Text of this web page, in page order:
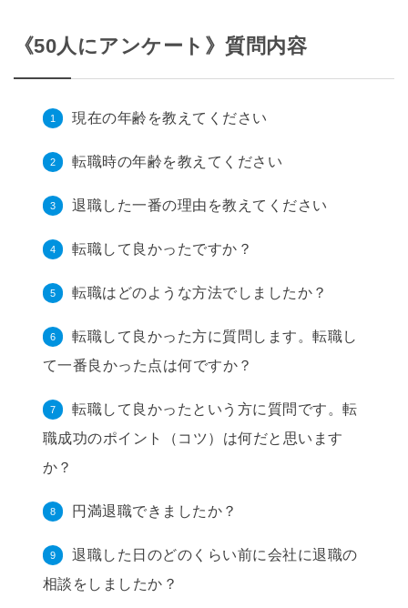
《50人にアンケート》質問内容
現在の年齢を教えてください
転職時の年齢を教えてください
退職した一番の理由を教えてください
転職して良かったですか？
転職はどのような方法でしましたか？
転職して良かった方に質問します。転職し
て一番良かった点は何ですか？
転職して良かったという方に質問です。転
職成功のポイント（コツ）は何だと思います
か？
円満退職できましたか？
退職した日のどのくらい前に会社に退職の
相談をしましたか？